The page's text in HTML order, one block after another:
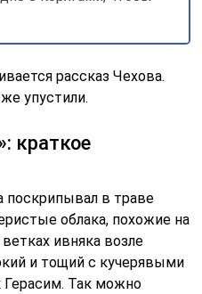
рассказ Чехова.
упустили.
краткое
поскрипывал в траве
облака, похожие на
ивняка возле
и тощий с кучерявыми
Так можно